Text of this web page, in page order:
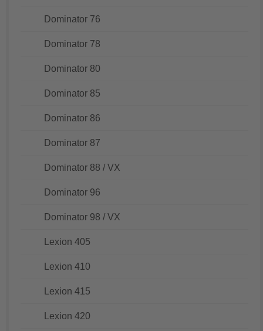
Dominator 76
Dominator 78
Dominator 80
Dominator 85
Dominator 86
Dominator 87
Dominator 88 / VX
Dominator 96
Dominator 98 / VX
Lexion 405
Lexion 410
Lexion 415
Lexion 420